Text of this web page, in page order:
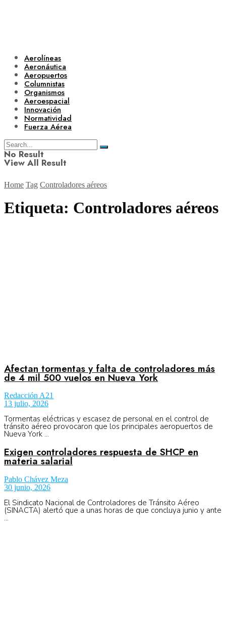
Aerolíneas
Aeronáutica
Aeropuertos
Columnistas
Organismos
Aeroespacial
Innovación
Normatividad
Fuerza Aérea
No Result
View All Result
Organismos
Aeroespacial
Innovación
Fuerza Aérea
No Result
View All Result
Home Tag Controladores aéreos
Etiqueta: Controladores aéreos
Afectan tormentas y falta de controladores más
de 4 mil 500 vuelos en Nueva York
Redacción A21
13 julio, 2026
Tormentas eléctricas y escasez de personal en el control de
tránsito aéreo provocaron que los principales aeropuertos de
Nueva York ...
Exigen controladores respuesta de SHCP en
materia salarial
Pablo Chávez Meza
30 junio, 2026
El Sindicato Nacional de Controladores de Tránsito Aéreo
(SINACTA) alertó que a unas horas de que concluya junio y ante
...